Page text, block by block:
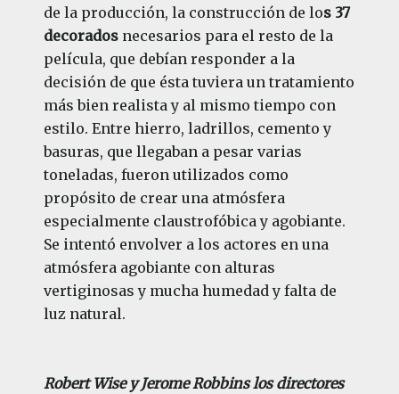
de la producción, la construcción de los 37
decorados necesarios para el resto de la
película, que debían responder a la
decisión de que ésta tuviera un tratamiento
más bien realista y al mismo tiempo con
estilo. Entre hierro, ladrillos, cemento y
basuras, que llegaban a pesar varias
toneladas, fueron utilizados como
propósito de crear una atmósfera
especialmente claustrofóbica y agobiante.
Se intentó envolver a los actores en una
atmósfera agobiante con alturas
vertiginosas y mucha humedad y falta de
luz natural.
Robert Wise y Jerome Robbins los directores